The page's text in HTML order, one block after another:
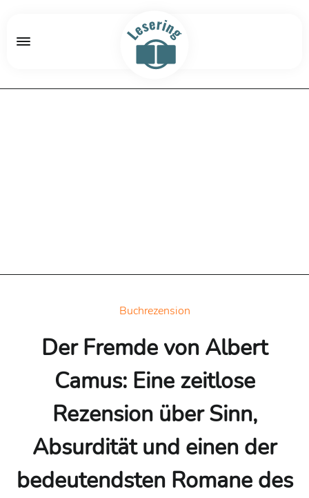
Buchrezension
Der Fremde von Albert
Camus: Eine zeitlose
Rezension über Sinn,
Absurdität und einen der
bedeutendsten Romane des